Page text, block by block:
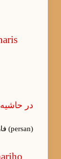
در حاشیه
فارسی (persan)